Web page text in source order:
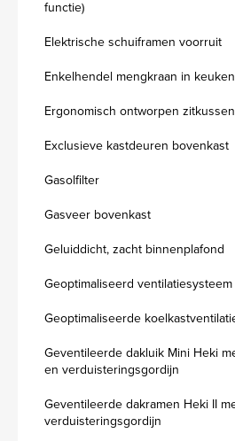
functie)
Elektrische schuiframen voorruit
Enkelhendel mengkraan in
Ergonomisch ontworpen
Exclusieve kastdeuren bovenkast
Gasolfilter
Gasveer bovenkast
Geluiddicht, zacht binnenplafond
Geoptimaliseerd ventilatiesysteem
Geoptimaliseerde
Geventileerde dakluik Mini Heki
en verduisteringsgordijn
Geventileerde dakramen Heki II
verduisteringsgordijn